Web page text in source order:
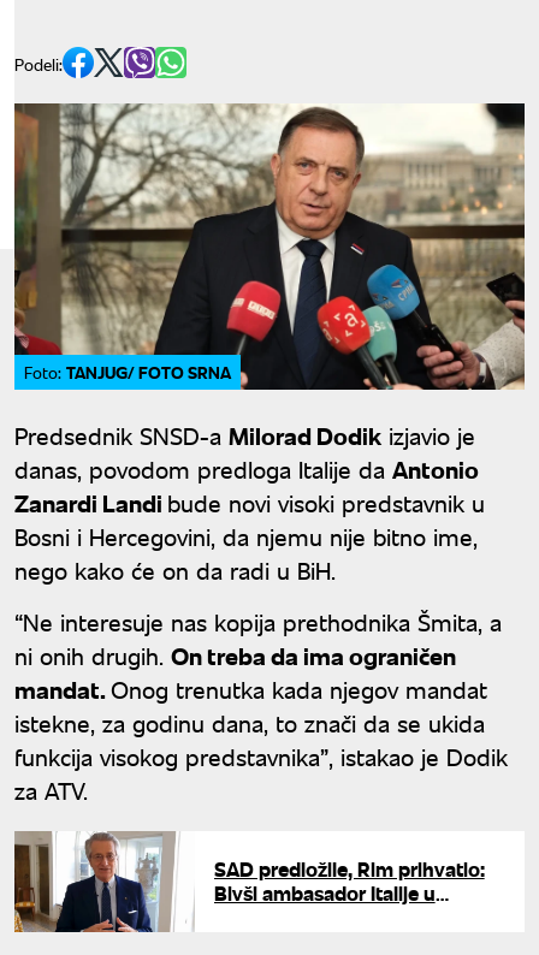
Podeli:
Foto: TANJUG/ FOTO SRNA
Predsednik SNSD-a Milorad Dodik izjavio je
danas, povodom predloga Italije da Antonio
Zanardi Landi bude novi visoki predstavnik u
Bosni i Hercegovini, da njemu nije bitno ime,
nego kako će on da radi u BiH.
“Ne interesuje nas kopija prethodnika Šmita, a
ni onih drugih. On treba da ima ograničen
mandat.Onog trenutka kada njegov mandat
istekne, za godinu dana, to znači da se ukida
funkcija visokog predstavnika”, istakao je Dodik
za ATV.
SAD predložile, Rim prihvatio:
Bivši ambasador Italije u